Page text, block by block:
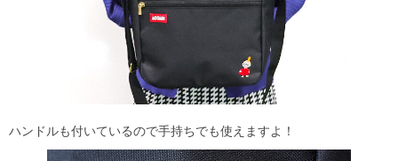
ハンドルも付いているので手持ちでも使えますよ！